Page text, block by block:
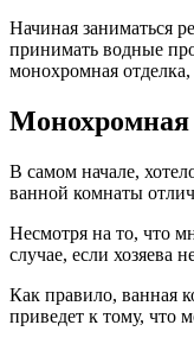
Начиная заниматься
принимать водные
монохромная
Монохромная
В самом начале,
ванной комнаты
Несмотря на то, что
случае, если хозяева
Как правило, ванная
приведет к тому, что